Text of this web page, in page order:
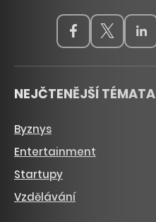
NEJČTENĚJŠÍ TÉMATA
Byznys
Entertainment
Startupy
Vzdělávání